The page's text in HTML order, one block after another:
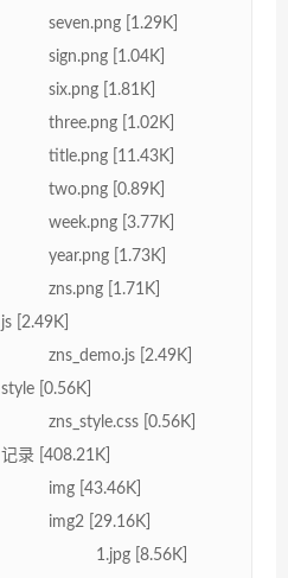
seven.png [1.29K]
sign.png [1.04K]
six.png [1.81K]
three.png [1.02K]
title.png [11.43K]
two.png [0.89K]
week.png [3.77K]
year.png [1.73K]
zns.png [1.71K]
js [2.49K]
zns_demo.js [2.49K]
style [0.56K]
zns_style.css [0.56K]
记录 [408.21K]
img [43.46K]
img2 [29.16K]
1.jpg [8.56K]